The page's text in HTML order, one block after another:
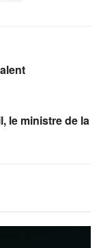
le ministre de la